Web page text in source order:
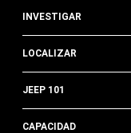
INVESTIGAR
LOCALIZAR
JEEP 101
CAPACIDAD